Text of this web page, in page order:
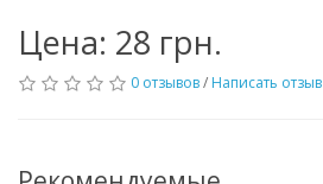
Цена: 28 грн.
0 отзывов/ Написать отзыв